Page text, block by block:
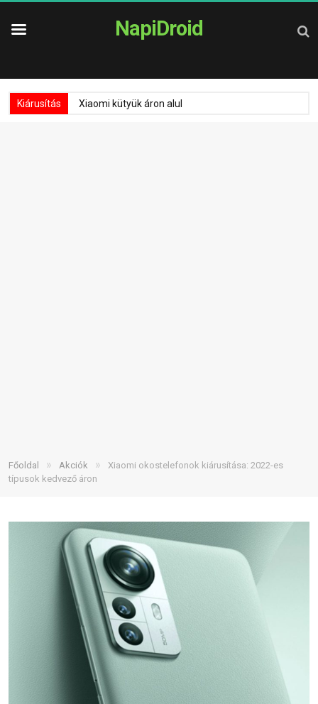
NapiDroid
Kiárusítás Xiaomi kütyük áron alul
Főoldal » Akciók »
Xiaomi okostelefonok kiárusítása: 2022-es
típusok kedvező áron